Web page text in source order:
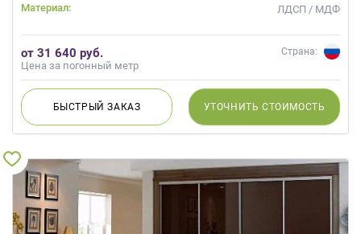
Материал: ЛДСП / МДФ
от 31 640 руб.
Цена за погонный метр
Страна:
БЫСТРЫЙЗАКАЗ УТОЧНИТЬ СТОИМОСТЬ